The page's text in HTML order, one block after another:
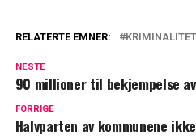
RELATERTE EMNER: KRIMINALITET
NESTE
90 millioner til bekjempelse
FORRIGE
Halvparten av kommunene